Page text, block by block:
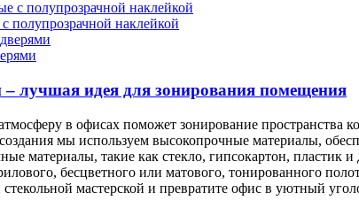
полупрозрачной наклейкой
лучшая идея для зонирования помещения
в офисах поможет зонирование
мы используем высокопрочные материалы,
материалы, такие как стекло, гипсокартон, пластик
бесцветного или матового, тонированного
мастерской и превратите офис в уютный